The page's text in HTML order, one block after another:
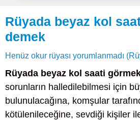
Rüyada beyaz kol
demek
Henüz okur rüyası yorumlanmadı
Rüyada beyaz kol saati
sorunların halledilebilmesi için
bulunulacağına, komşular
kötülenileceğine, sevdiği kişiler